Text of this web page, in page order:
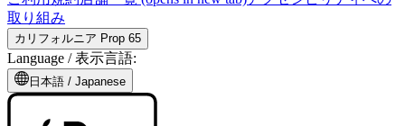
取り組み
カリフォルニア Prop 65
Language /表示言語:
日本語 / Japanese